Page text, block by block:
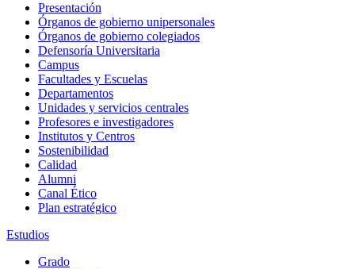
Presentación
Órganos de gobierno unipersonales
Órganos de gobierno colegiados
Defensoría Universitaria
Campus
Facultades y Escuelas
Departamentos
Unidades y servicios centrales
Profesores e investigadores
Institutos y Centros
Sostenibilidad
Calidad
Alumni
Canal Ético
Plan estratégico
Estudios
Grado